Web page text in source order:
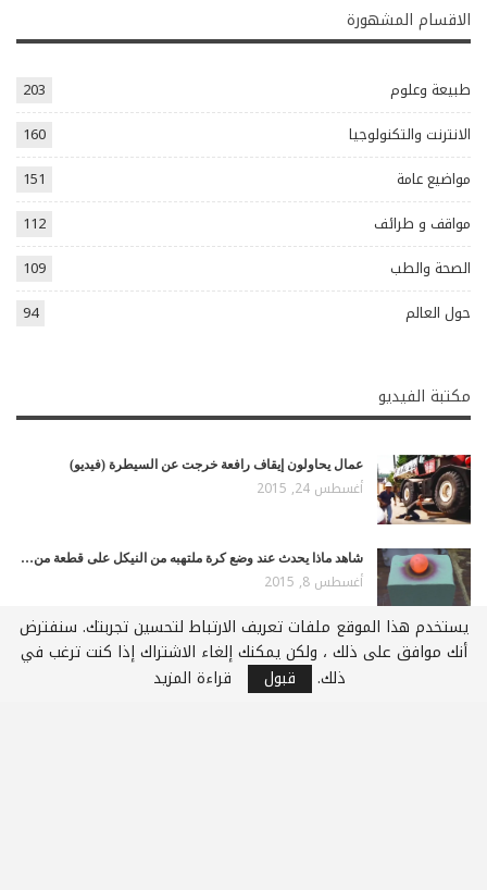
الاقسام المشهورة
طبيعة وعلوم
203
الانترنت والتكنولوجيا
160
مواضيع عامة
151
مواقف و طرائف
112
الصحة والطب
109
حول العالم
94
مكتبة الفيديو
عمال يحاولون إيقاف رافعة خرجت عن السيطرة (فيديو)
أغسطس 24, 2015
شاهد ماذا يحدث عند وضع كرة ملتهبه من النيكل على قطعة من…
أغسطس 8, 2015
أفعى وتمساح، صراع الحيوانات؟ فيديو
أبريل 30, 2015
يستخدم هذا الموقع ملفات تعريف الارتباط لتحسين تجربتك. سنفترض
أنك موافق على ذلك ، ولكن يمكنك إلغاء الاشتراك إذا كنت ترغب في
ذلك.
قبول قراءة المزيد